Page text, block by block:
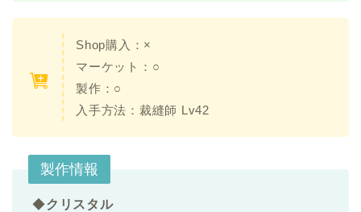
Shop購入： ×
マーケット：○
製作：○
入手方法： 裁縫師 Lv42
製作情報
◆クリスタル